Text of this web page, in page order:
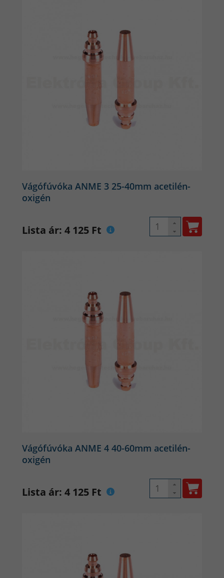
Vágófúvóka ANME 3 25-40mm acetilén-
oxigén
Lista ár: 4 125 Ft
Vágófúvóka ANME 4 40-60mm acetilén-
oxigén
Lista ár: 4 125 Ft